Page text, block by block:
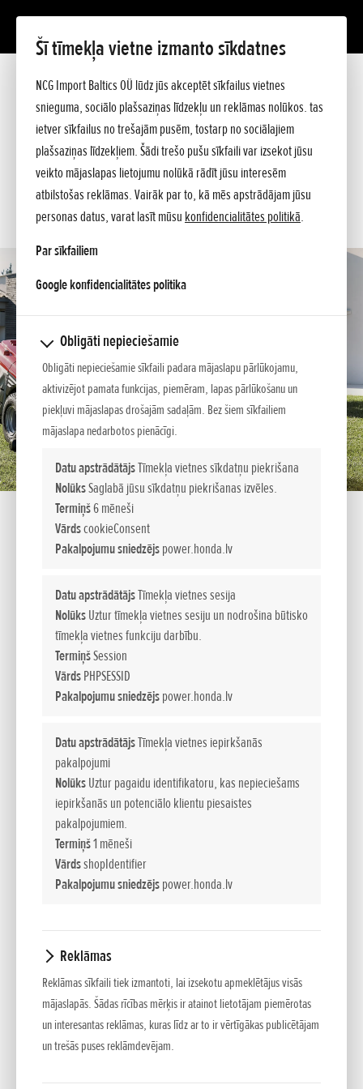
Šī tīmekļa vietne izmanto sīkdatnes
NCG Import Baltics OÜ lūdz jūs akceptēt sīkfailus vietnes
snieguma, sociālo plašsaziņas līdzekļu un reklāmas nolūkos. tas
ietver sīkfailus no trešajām pusēm, tostarp no sociālajiem
plašsaziņas līdzekļiem. Šādi trešo pušu sīkfaili var izsekot jūsu
veikto mājaslapas lietojumu nolūkā rādīt jūsu interesēm
atbilstošas reklāmas. Vairāk par to, kā mēs apstrādājam jūsu
personas datus, varat lasīt mūsu konfidencialitātes politikā.
Par sīkfailiem
Google konfidencialitātes politikaopens in a new tab
Obligāti nepieciešamie
Obligāti nepieciešamie sīkfaili padara mājaslapu pārlūkojamu,
aktivizējot pamata funkcijas, piemēram, lapas pārlūkošanu un
piekļuvi mājaslapas drošajām sadaļām. Bez šiem sīkfailiem
mājaslapa nedarbotos pienācīgi.
Datu apstrādātājsTīmekļa vietnes sīkdatņu piekrišana
NolūksSaglabā jūsu sīkdatņu piekrišanas izvēles.
Termiņš6 mēneši
VārdscookieConsent
Pakalpojumu sniedzējspower.honda.lv
Datu apstrādātājsTīmekļa vietnes sesija
NolūksUztur tīmekļa vietnes sesiju un nodrošina būtisko
tīmekļa vietnes funkciju darbību.
TermiņšSession
VārdsPHPSESSID
Pakalpojumu sniedzējspower.honda.lv
Datu apstrādātājsTīmekļa vietnes iepirkšanās
pakalpojumi
NolūksUztur pagaidu identifikatoru, kas nepieciešams
iepirkšanās un potenciālo klientu piesaistes
pakalpojumiem.
Termiņš1 mēneši
VārdsshopIdentifier
Pakalpojumu sniedzējspower.honda.lv
Reklāmas
Reklāmas sīkfaili tiek izmantoti, lai izsekotu apmeklētājus visās
mājaslapās. Šādas rīcības mērķis ir atainot lietotājam piemērotas
un interesantas reklāmas, kuras līdz ar to ir vērtīgākas publicētājam
un trešās puses reklāmdevējam.
HF 2625 HM
Prezentācija
Tehniskie dati
Cenrādis
Pircēja ceļvedis
Jautājiet sīkāku informāciju
PIEDĀVĀJUMS
SERVISA LAIKS
KONTAKTI
HF 2625 K1 HM
Augstākās klases zālienu traktori
Teicami piemēroti lieliem zālieniem, parkiem un sporta
laukumiem.
Šie zāliena traktori ir konstruēti teicamiem pļaušanas un
zāliena stāvokli. Tie neatstās zālienā nevienu lieku nopļautās
zāles gabaliņu vai nenopļautu laukumiņu. Jaudīgo Honda
motoru dēļ tie bez ātruma zaudēšanas vai aizsērēšanas
uzticami tiks galā pat ar visgrūtāk pļaujamajiem zālieniem.
Honda zālienu traktori piedāvā trīs zālienu kopšanas veidus:
zāles vai lapu savākšanu, aizmugurējā zāles deflektora
izmantošanu vai mulčēšanu.
Abu asmeņu pļaušanas diapazoni pārklājas, kas nodrošina
labākus pļaušanas rezultātus un novērš nenopļautu apgabalu
rašanos pagriezienu laikā.
Optiflow
Zem pļaušanas mehānisma uzstādītā ventilatora sistēma